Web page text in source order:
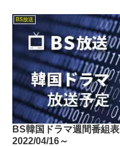
BS放送
BS韓国ドラマ週間番組表
2022/04/16～